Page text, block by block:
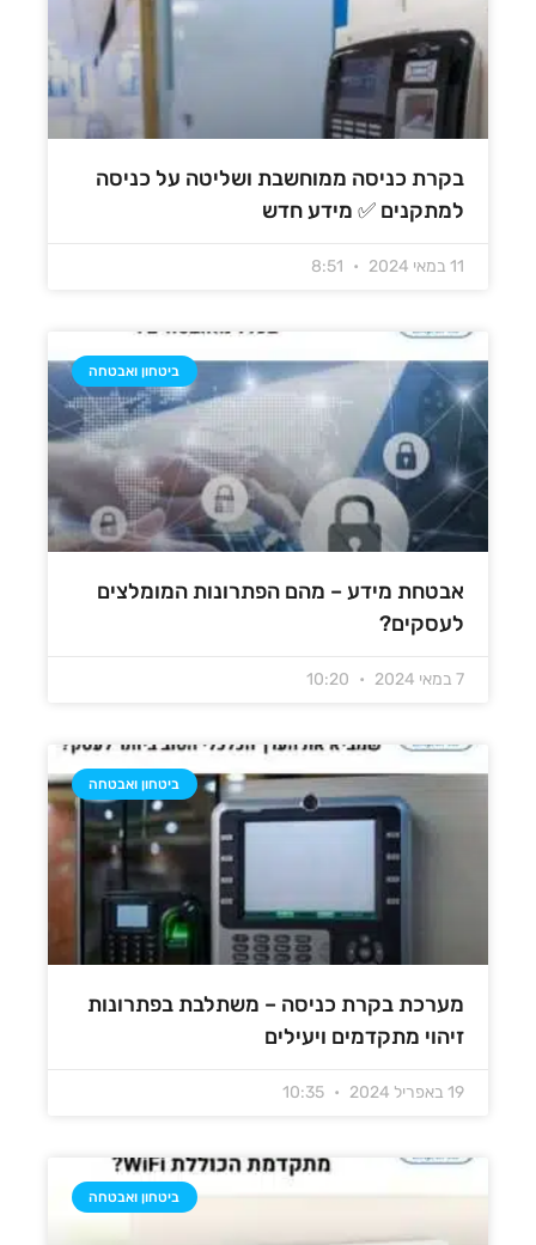
בקרת כניסה ממוחשבת ושליטה על כניסה
למתקנים ✅ מידע חדש
11 במאי 2024
ביטחון ואבטחה
אבטחת מידע – מהם הפתרונות המומלצים
לעסקים?
7 במאי 2024
ביטחון ואבטחה
מערכת בקרת כניסה – משתלבת בפתרונות
זיהוי מתקדמים ויעילים
19 באפריל 2024
ביטחון ואבטחה